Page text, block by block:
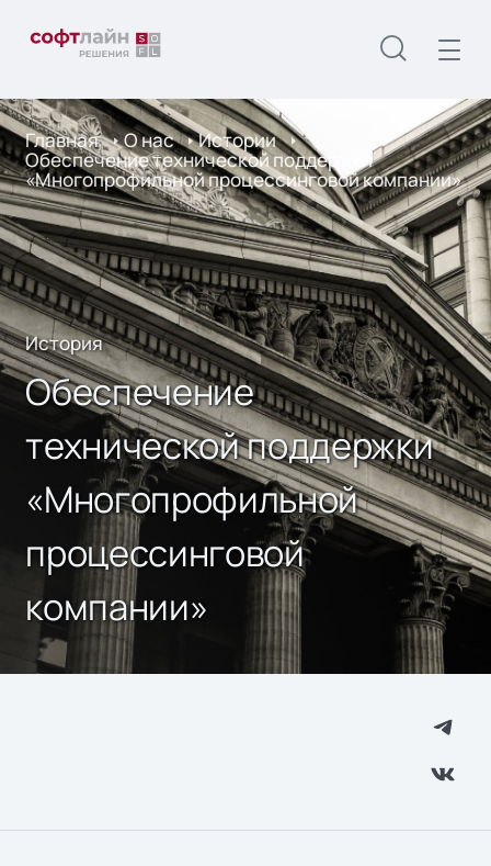
Главная О нас Истории
Обеспечение технической поддержки
«Многопрофильной процессинговой компании»
История
Обеспечение
технической поддержки
«Многопрофильной
процессинговой
компании»